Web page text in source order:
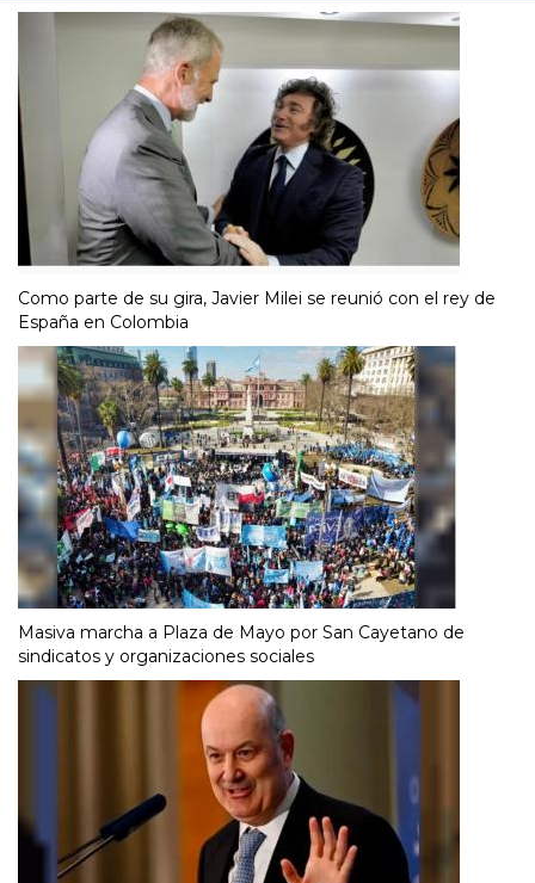
Como parte de su gira, Javier Milei se reunió con el rey de
España en Colombia
Masiva marcha a Plaza de Mayo por San Cayetano de
sindicatos y organizaciones sociales